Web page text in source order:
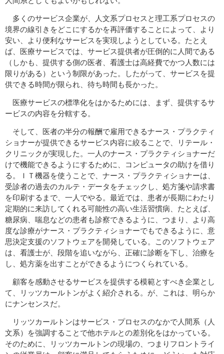
多くのサービス企業が、人文系プロセスと理工系プロセスの
境界の線引きをどこにするかを再評価することによって、より
安い、より便利なサービスを実現しようとしている。たとえ
ば、医療サービスでは、サービス提供者が圧倒的に人間である
（しかも、提供する側の医者、看護士は高経費でかつ人数には
限りがある）という制限があった。したがって、サービスを提
供できる時間が限られ、待ち時間も長かった。
医療サービスの標準化をはかるためには、まず、提供するサ
ービスの内容を分轄する。
そして、医者の半分の報酬で雇用できるナース・プラクティ
ショナーが提供できるサービス内容に絞ることで、リテール・
クリニックが実現した。一人のナース・プラクティショナーだ
けで機能できるようにするために、コンピュータの助けを借り
る。ＩＴ機器を使うことで、ナース・プラクティショナーは、
受診者の過去のカルテ・データをチェックし、処方箋や請求書
を印刷するまで、一人でやる。最近では、患者が長期にわたり
定期的に来訪してくれる可能性の高い生活習慣病、たとえば、
糖尿病、喘息などの患者も診察できるように、つまり、より高
度な診療がナース・プラクティショナーでもできるように、意
思決定支援のソフトウェアを開発している。このソフトウェア
は、看護士が、段階を追いながら、正確に診断を下し、治療を
し、処方薬を出すことができるようにつくられている。
顧客を感動させるサービスを提供する模範とすべき企業とし
て、リッツカールトンがよく紹介される。が、これは、明らか
にナンセンスだ。
リッツカールトンはサービス・プロセスのなかで人間系（人
文系）を強調することで他ホテルとの差別化をはかっている。
そのために、リッツカールトンの現場の、つまりフロントライ